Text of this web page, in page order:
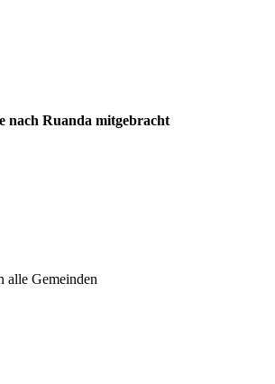
nach Ruanda mitgebracht
alle Gemeinden